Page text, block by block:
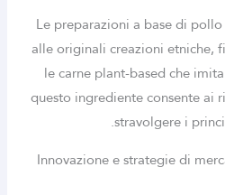
Le preparazioni a base di
alle originali creazioni etniche,
le carne plant-based che
questo ingrediente consente ai
stravolgere i
Innovazione e strategie di